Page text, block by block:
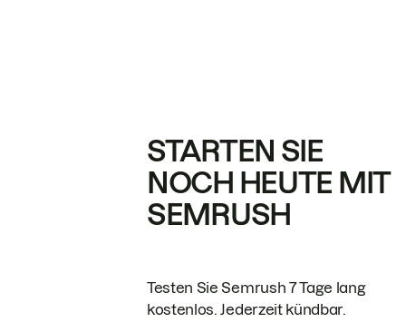
STARTEN SIE
NOCH HEUTE MIT
SEMRUSH
Testen Sie Semrush 7 Tage lang
kostenlos. Jederzeit kündbar.